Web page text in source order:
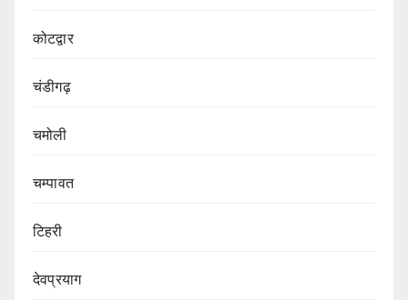
कोटद्वार
चंडीगढ़
चमोली
चम्पावत
टिहरी
देवप्रयाग